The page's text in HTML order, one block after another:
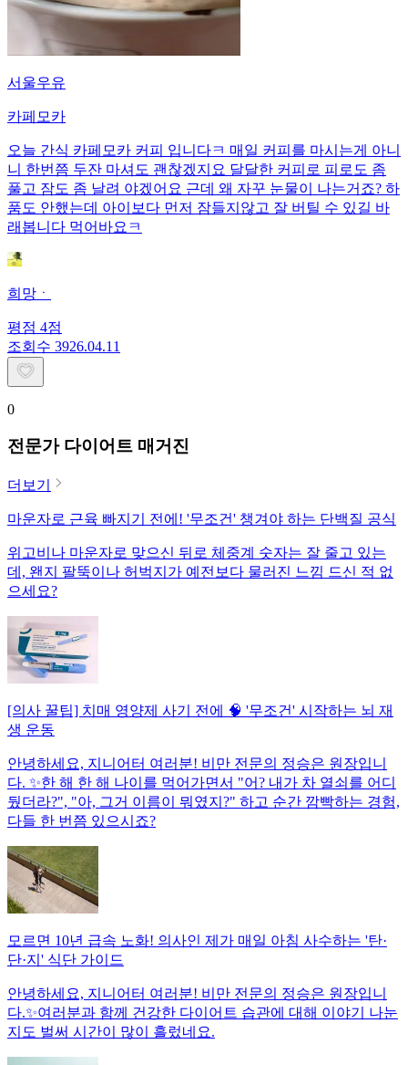
서울우유
카페모카
오늘 간식 카페모카 커피 입니다ㅋ 매일 커피를 마시는게 아니
니 한번쯤 두잔 마셔도 괜찮겠지요 달달한 커피로 피로도 좀
풀고 잠도 좀 날려 야겠어요 근데 왜 자꾸 눈물이 나는거죠? 하
품도 안했는데 아이보다 먼저 잠들지않고 잘 버틸 수 있길 바
래봅니다 먹어바요ㅋ
희망ㆍ
평점 4점
조회수 3926.04.11
0
전문가 다이어트 매거진
더보기
마운자로 근육 빠지기 전에! '무조건' 챙겨야 하는 단백질 공식
위고비나 마운자로 맞으신 뒤로 체중계 숫자는 잘 줄고 있는
데, 왠지 팔뚝이나 허벅지가 예전보다 물러진 느낌 드신 적 없
으세요?
[의사 꿀팁] 치매 영양제 사기 전에 🧠 '무조건' 시작하는 뇌 재
생 운동
안녕하세요, 지니어터 여러분! 비만 전문의 정승은 원장입니
다. ✨한 해 한 해 나이를 먹어가면서 "어? 내가 차 열쇠를 어디
뒀더라?", "아, 그거 이름이 뭐였지?" 하고 순간 깜빡하는 경험,
다들 한 번쯤 있으시죠?
모르면 10년 급속 노화! 의사인 제가 매일 아침 사수하는 '탄·
단·지' 식단 가이드
안녕하세요, 지니어터 여러분! 비만 전문의 정승은 원장입니
다.✨여러분과 함께 건강한 다이어트 습관에 대해 이야기 나눈
지도 벌써 시간이 많이 흘렀네요.